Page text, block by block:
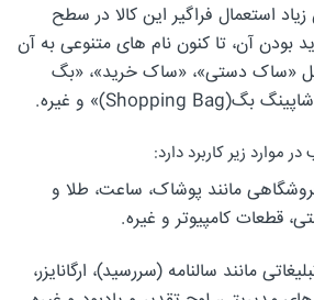
استعمال فراگیر این کالا در سطح
بودن آن، تا کنون نام های متنوعی به آن
«ساک دستی»، «ساک خرید»، «بگ
موارد زیر کاربرد دارد:
مانند پوشاک، ساعت، طلا و
قطعات کامپیوتر و غیره.
مانند سالنامه (سررسید)، ارگانایزر،